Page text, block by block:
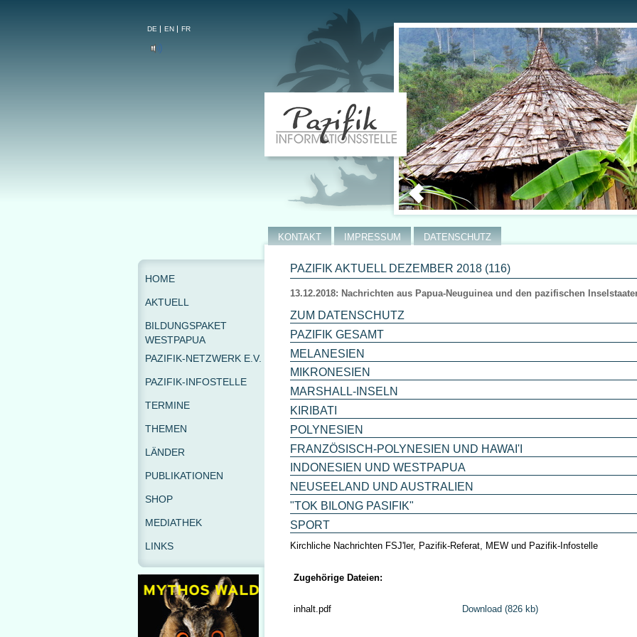
DE EN FR
PAZIFIK AKTUELL DEZEMBER 2018 (116)
13.12.2018: Nachrichten aus Papua-Neuguinea und den pazifischen
ZUM DATENSCHUTZ
PAZIFIK GESAMT
MELANESIEN
MIKRONESIEN
MARSHALL-INSELN
KIRIBATI
POLYNESIEN
FRANZÖSISCH-POLYNESIEN UND HAWAI'I
INDONESIEN UND WESTPAPUA
NEUSEELAND UND AUSTRALIEN
"TOK BILONG PASIFIK"
SPORT
Kirchliche Nachrichten FSJ'ler, Pazifik-Referat, MEW und Pazifik-Infostelle
Zugehörige Dateien:
inhalt.pdf Download (826 kb)
KONTAKT IMPRESSUM DATENSCHUTZ
HOME
AKTUELL
BILDUNGSPAKET
WESTPAPUA
PAZIFIK-NETZWERK E.V.
PAZIFIK-INFOSTELLE
TERMINE
THEMEN
LÄNDER
PUBLIKATIONEN
SHOP
MEDIATHEK
LINKS